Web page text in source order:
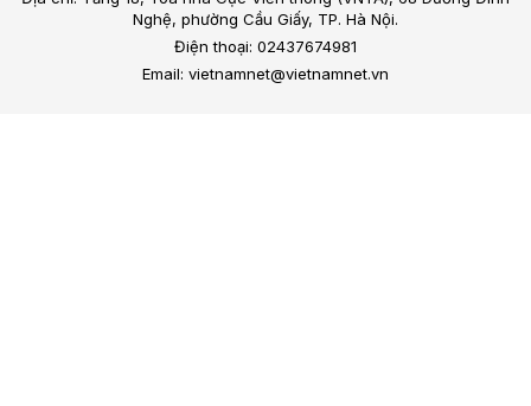
Nghệ, phường Cầu Giấy, TP. Hà Nội.
Điện thoại: 02437674981
Email: vietnamnet@vietnamnet.vn